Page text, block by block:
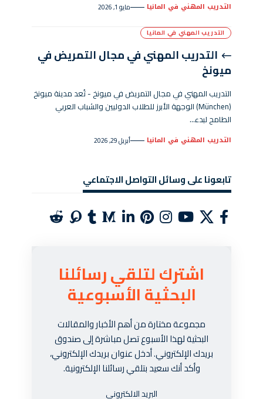
التدريب المهني في المانيا مايو 1, 2026
التدريب المهني في المانيا
التدريب المهني في مجال التمريض في
ميونخ
التدريب المهني في مجال التمريض في ميونخ - تُعد مدينة ميونخ
(München) الوجهة الأبرز للطلاب الدوليين والشباب العربي
الطامح لبدء…
التدريب المهني في المانيا أبريل 29, 2026
تابعونا على وسائل التواصل الاجتماعي
اشترك لتلقي رسائلنا
البحثية الأسبوعية
مجموعة مختارة من أهم الأخبار والمقالات
البحثية لهذا الأسبوع تصل مباشرة إلى صندوق
بريدك الإلكتروني. أدخل عنوان بريدك الإلكتروني،
وأكد أنك سعيد بتلقي رسائلنا الإلكترونية.
البريد الالكتروني